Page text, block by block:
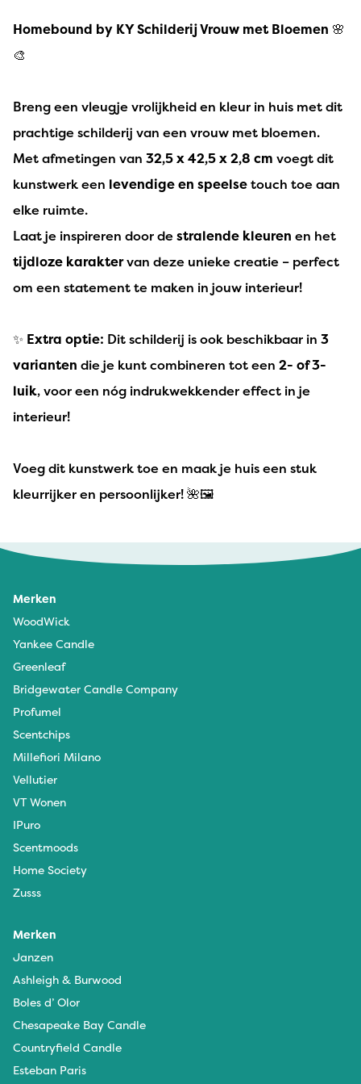
Homebound by KY Schilderij Vrouw met Bloemen 🌸
🎨
Breng een vleugje vrolijkheid en kleur in huis met dit
prachtige schilderij van een vrouw met bloemen.
Met afmetingen van 32,5 x 42,5 x 2,8 cm voegt dit
kunstwerk een levendige en speelsetouch toe aan
elke ruimte.
Laat je inspireren door de stralende kleuren en het
tijdloze karaktervan deze unieke creatie – perfect
om een statement te maken in jouw interieur!
✨ Extra optie: Dit schilderij is ook beschikbaar in 3
varianten die je kunt combineren tot een 2- of 3-
luik, voor een nóg indrukwekkender effect in je
interieur!
Voeg dit kunstwerk toe en maak je huis een stuk
kleurrijker en persoonlijker! 🌺🖼️
Merken
WoodWick
Yankee Candle
Greenleaf
Bridgewater Candle Company
Profumel
Scentchips
Millefiori Milano
Vellutier
VT Wonen
IPuro
Scentmoods
Home Society
Zusss
Merken
Janzen
Ashleigh & Burwood
Boles d’ Olor
Chesapeake Bay Candle
Countryfield Candle
Esteban Paris